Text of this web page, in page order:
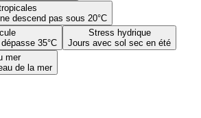
descend pas sous 20°C
35°C
Stress hydrique
Jours avec sol sec en été
mer
de la mer